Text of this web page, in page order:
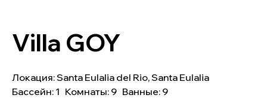
Villa GOY
Локация: Santa Eulalia del Rio, Santa Eulalia
Бассейн: 1 Комнаты: 9 Ванные: 9